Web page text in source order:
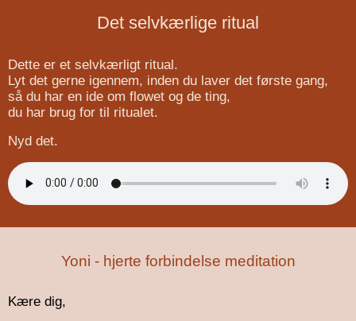
Det selvkærlige ritual
Dette er et selvkærligt ritual.
Lyt det gerne igennem, inden du laver det første gang,
så du har en ide om flowet og de ting,
du har brug for til ritualet.
Nyd det.
Yoni - hjerte forbindelse meditation
Kære dig,